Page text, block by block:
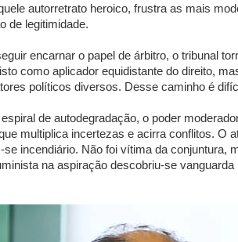
autorretrato heroico, frustra as mais
de legitimidade.
encarnar o papel de árbitro, o tribunal
como aplicador equidistante do direito,
políticos diversos. Desse caminho é
de autodegradação, o poder
multiplica incertezas e acirra conflitos. O
se incendiário. Não foi vítima da conjuntura,
na aspiração descobriu-se